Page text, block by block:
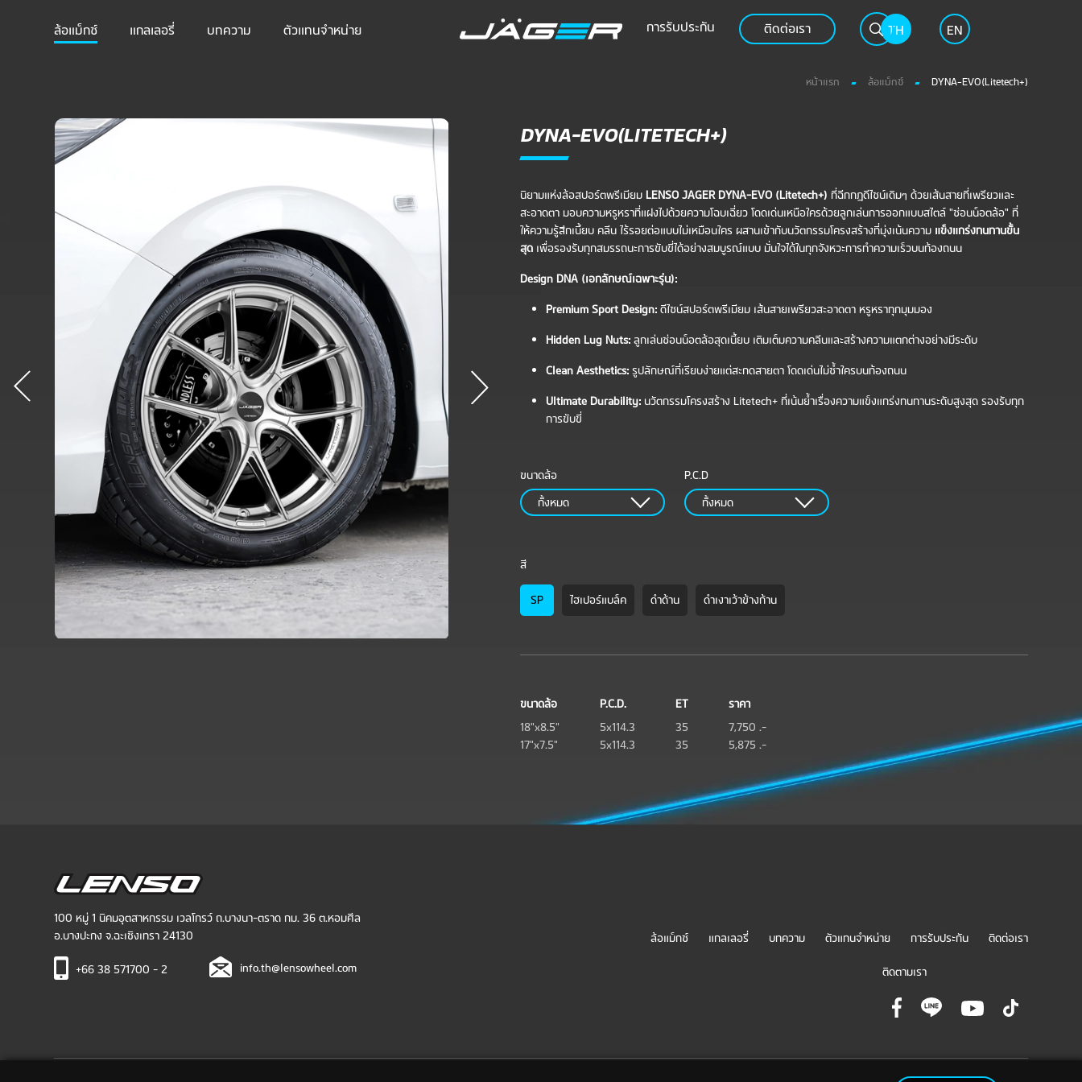
ล้อแม็กซ์ แกลเลอรี่ บทความ ตัวแทนจำหน่าย การรับประกัน ติดต่อเรา TH EN
หน้าแรก ล้อแม็กซ์ DYNA-EVO(Litetech+)
DYNA-EVO(LITETECH+)
นิยามแห่งล้อสปอร์ตพรีเมียม LENSO JAGER DYNA-EVO (Litetech+) ที่ฉีกกฎดีไซน์เดิมๆ ด้วยเส้นสายที่เพรียวและ
สะอาดตา มอบความหรูหราที่แฝงไปด้วยความโฉบเฉี่ยว โดดเด่นเหนือใครด้วยลูกเล่นการออกแบบสไตล์ "ซ่อนน็อตล้อ" ที่
ให้ความรู้สึกเนี้ยบ คลีน ไร้รอยต่อแบบไม่เหมือนใคร ผสานเข้ากับนวัตกรรมโครงสร้างที่มุ่งเน้นความ แข็งแกร่งทนทานขั้น
สุด เพื่อรองรับทุกสมรรถนะการขับขี่ได้อย่างสมบูรณ์แบบ มั่นใจได้ในทุกจังหวะการทำความเร็วบนท้องถนน
Design DNA (เอกลักษณ์เฉพาะรุ่น):
Premium Sport Design: ดีไซน์สปอร์ตพรีเมียม เส้นสายเพรียวสะอาดตา หรูหราทุกมุมมอง
Hidden Lug Nuts: ลูกเล่นซ่อนน็อตล้อสุดเนี้ยบ เติมเต็มความคลีนและสร้างความแตกต่างอย่างมีระดับ
Clean Aesthetics: รูปลักษณ์ที่เรียบง่ายแต่สะกดสายตา โดดเด่นไม่ซ้ำใครบนท้องถนน
Ultimate Durability: นวัตกรรมโครงสร้าง Litetech+ ที่เน้นย้ำเรื่องความแข็งแกร่งทนทานระดับสูงสุด รองรับทุก
การขับขี่
ขนาดล้อ
ทั้งหมด
P.C.D
ทั้งหมด
สี
SP ไฮเปอร์แบล็ค ดำด้าน ดำเงาเว้าข้างก้าน
ขนาดล้อ
18"x8.5"
17"x7.5"
P.C.D.
5x114.3
5x114.3
ET
35
35
ราคา
7,750 .-
5,875 .-
100 หมู่ 1 นิคมอุตสาหกรรม เวลโกรว์ ถ.บางนา-ตราด กม. 36 ต.หอมศีล
อ.บางปะกง จ.ฉะเชิงเทรา 24130
+66 38 571700 - 2 info.th@lensowheel.com
ล้อแม็กซ์ แกลเลอรี่ บทความ ตัวแทนจำหน่าย การรับประกัน ติดต่อเรา
ติดตามเรา